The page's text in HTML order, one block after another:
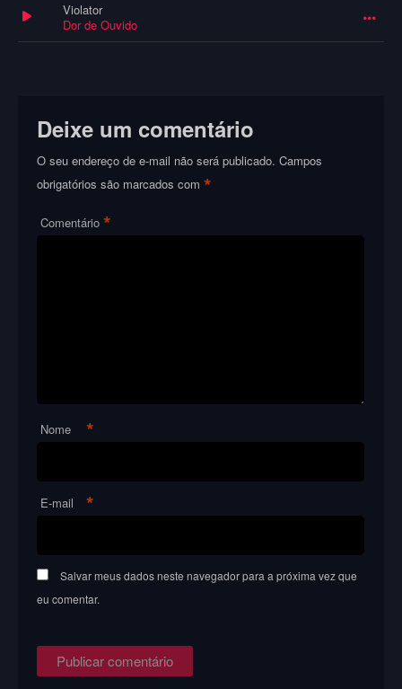
Violator
Dor de Ouvido
Deixe um comentário
O seu endereço de e-mail não será publicado. Campos
obrigatórios são marcados com*
Comentário *
Nome *
E-mail *
Salvar meus dados neste navegador para a próxima vez que
eu comentar.